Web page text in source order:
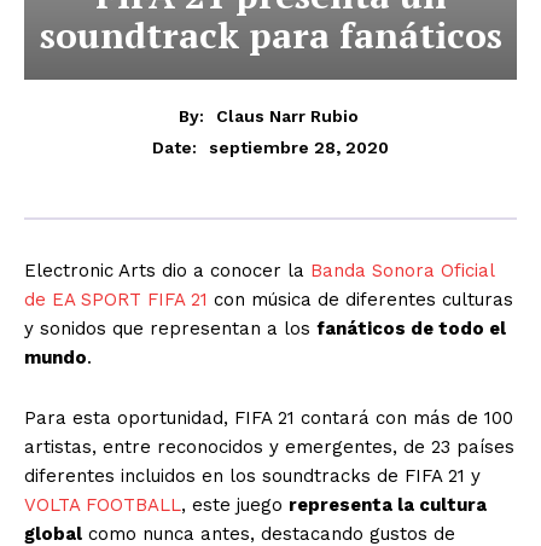
soundtrack para fanáticos
By:
Claus Narr Rubio
Date:
septiembre 28, 2020
Electronic Arts dio a conocer la Banda Sonora Oficial
de EA SPORT FIFA 21 con música de diferentes culturas
y sonidos que representan a los fanáticos de todo el
mundo.
Para esta oportunidad, FIFA 21 contará con más de 100
artistas, entre reconocidos y emergentes, de 23 países
diferentes incluidos en los soundtracks de FIFA 21 y
VOLTA FOOTBALL, este juego representa la cultura
global como nunca antes, destacando gustos de